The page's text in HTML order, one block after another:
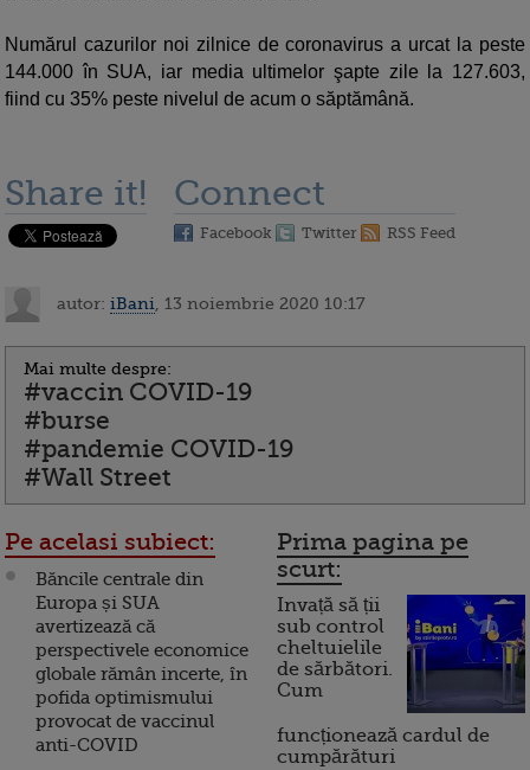
Numărul cazurilor noi zilnice de coronavirus a urcat la peste
144.000 în SUA, iar media ultimelor şapte zile la 127.603,
fiind cu 35% peste nivelul de acum o săptămână.
Share it! Connect
Facebook Twitter RSS Feed
autor: iBani , 13 noiembrie 2020 10:17
Mai multe despre:
#vaccin COVID-19
#burse
#pandemie COVID-19
#Wall Street
Pe acelasi subiect:
Băncile centrale din
Europa și SUA
avertizează că
perspectivele economice
globale rămân incerte, în
pofida optimismului
provocat de vaccinul
anti-COVID
Prima pagina pe
scurt:
Invață să ții
sub control
cheltuielile
de sărbători.
Cum
funcționează cardul de
cumpărături